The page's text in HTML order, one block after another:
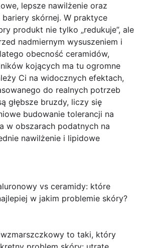
, lepsze nawilżenie oraz
skórnej. W praktyce
produkt nie tylko „redukuje”, ale
nadmiernym wysuszeniem i
obecność ceramidów,
kojących ma tu ogromne
Ci na widocznych efektach,
do realnych potrzeb
głębsze bruzdy, liczy się
budowanie tolerancji na
w obszarach podatnych na
nawilżenie i lipidowe
vs ceramidy: które
w jakim problemie skóry?
to taki, który